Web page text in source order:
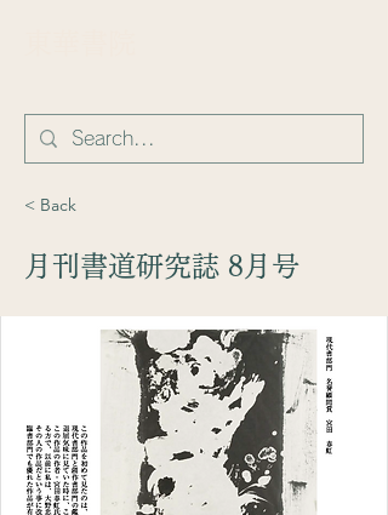
< Back
月刊書道研究誌 8月号